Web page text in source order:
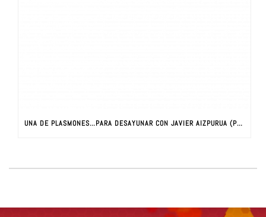
UNA DE PLASMONES…PARA DESAYUNAR CON JAVIER AIZPURUA (PARTE I)